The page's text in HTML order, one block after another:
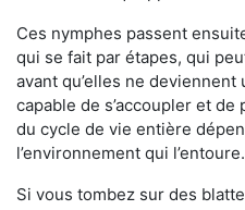
Ces nymphes passent
qui se fait par étapes, qui
avant qu’elles ne
capable de s’accoupler et
du cycle de vie entière
l’environnement qui l’entoure.
Si vous tombez sur des